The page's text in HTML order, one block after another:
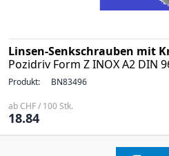
Linsen-Senkschrauben mit
Pozidriv Form Z INOX A2 DIN
Produkt: BN83496
ab CHF / 100 Stk.
18.84